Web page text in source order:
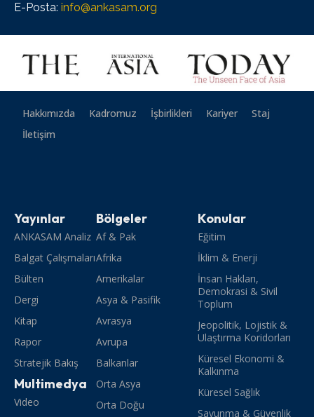
E-Posta: info@ankasam.org
Hakkımızda Kadromuz İşbirlikleri Kariyer
Staj
İletişim
Yayınlar
ANKASAM Analiz
Balgat Çalışmaları
Bülten
Dergi
Kitap
Rapor
Stratejik Bakış
Multimedya
Video
Bölgeler
Af & Pak
Afrika
Amerikalar
Asya & Pasifik
Avrasya
Avrupa
Balkanlar
Orta Asya
Orta Doğu
Konular
Eğitim
İklim & Enerji
İnsan Hakları,
Demokrasi & Sivil
Toplum
Jeopolitik, Lojistik &
Ulaştırma Koridorları
Küresel Ekonomi &
Kalkınma
Küresel Sağlık
Savunma & Güvenlik